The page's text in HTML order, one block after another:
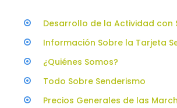
Desarrollo de la Actividad con
Información Sobre la Tarjeta
¿Quiénes Somos?
Todo Sobre Senderismo
Precios Generales de las